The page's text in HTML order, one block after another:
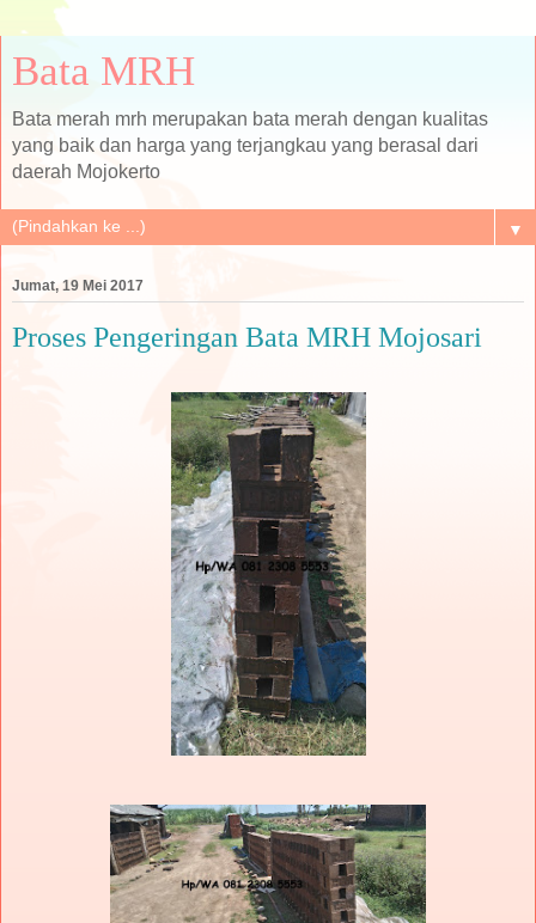
Bata MRH
Bata merah mrh merupakan bata merah dengan kualitas
yang baik dan harga yang terjangkau yang berasal dari
daerah Mojokerto
▼
Jumat, 19 Mei 2017
Proses Pengeringan Bata MRH Mojosari